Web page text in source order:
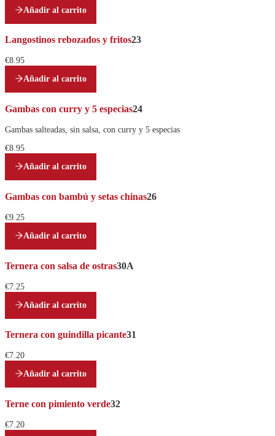
Añadir al carrito
Langostinos rebozados y fritos23
€8.95
Añadir al carrito
Gambas con curry y 5 especias24
Gambas salteadas, sin salsa, con curry y 5 especias
€8.95
Añadir al carrito
Gambas con bambú y setas chinas26
€9.25
Añadir al carrito
Ternera con salsa de ostras30A
€7.25
Añadir al carrito
Ternera con guindilla picante31
€7.20
Añadir al carrito
Terne con pimiento verde32
€7.20